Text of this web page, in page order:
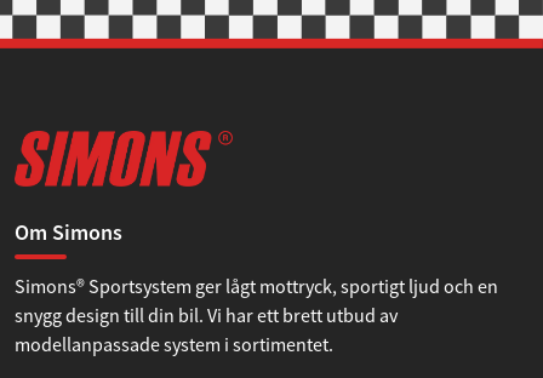
Om Simons
Simons® Sportsystem ger lågt mottryck, sportigt ljud och en
snygg design till din bil. Vi har ett brett utbud av
modellanpassade system i sortimentet.